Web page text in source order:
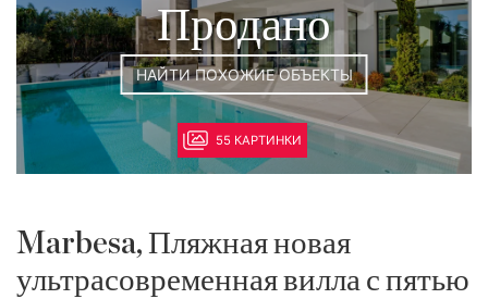
Продано
НАЙТИ ПОХОЖИЕ ОБЪЕКТЫ
55 КАРТИНКИ
Marbesa, Пляжная новая
ультрасовременная вилла с пятью